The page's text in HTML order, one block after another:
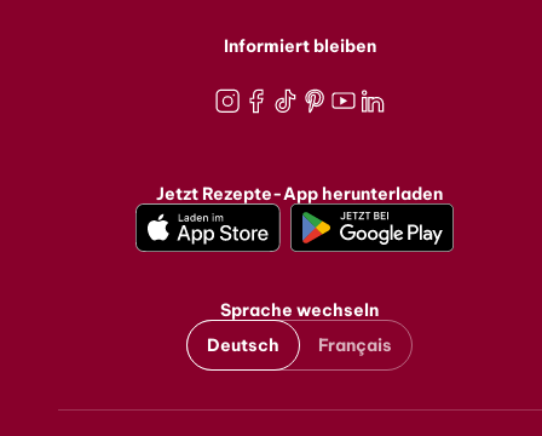
Informiert bleiben
Jetzt Rezepte-App herunterladen
Sprache wechseln
Deutsch
Français